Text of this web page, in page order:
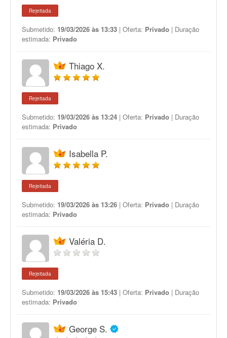
Rejeitada
Submetido: 19/03/2026 às 13:33 | Oferta: Privado | Duração
estimada: Privado
Thiago X.
Rejeitada
Submetido: 19/03/2026 às 13:24 | Oferta: Privado | Duração
estimada: Privado
Isabella P.
Rejeitada
Submetido: 19/03/2026 às 13:26 | Oferta: Privado | Duração
estimada: Privado
Valéria D.
Rejeitada
Submetido: 19/03/2026 às 15:43 | Oferta: Privado | Duração
estimada: Privado
George S.